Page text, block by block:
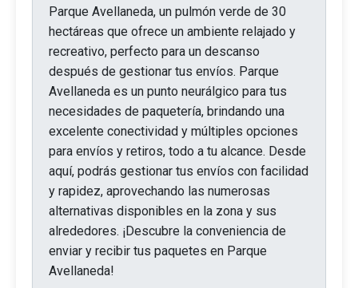
Parque Avellaneda, un pulmón verde de 30
hectáreas que ofrece un ambiente relajado y
recreativo, perfecto para un descanso
después de gestionar tus envíos. Parque
Avellaneda es un punto neurálgico para tus
necesidades de paquetería, brindando una
excelente conectividad y múltiples opciones
para envíos y retiros, todo a tu alcance. Desde
aquí, podrás gestionar tus envíos con facilidad
y rapidez, aprovechando las numerosas
alternativas disponibles en la zona y sus
alrededores. ¡Descubre la conveniencia de
enviar y recibir tus paquetes en Parque
Avellaneda!